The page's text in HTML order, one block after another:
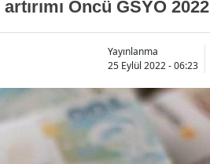
Öncü GSYO 2022
Yayınlanma
25 Eylül 2022 - 06:23